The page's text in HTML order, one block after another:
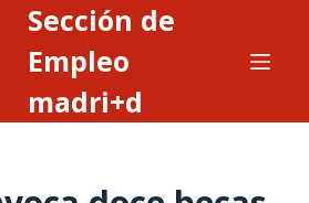
Sección de
Empleo
madri+d